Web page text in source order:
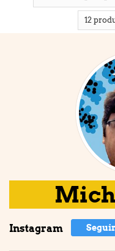
Instagram Seguir